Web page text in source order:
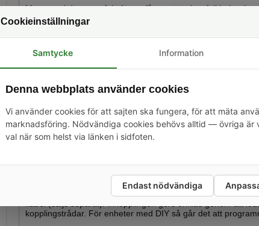
Monteras i dosa, perfekt för att få en stämningsfull
är ganska stor och inte passar i alla dosor.
Enheten kopplas upp via ditt WiFi-nätverket och behöver
eWeLink på mobilen (Android/iOS). Enheten kan styras
Det finns också schemaläggning som gör att du kan
Det finns plugin för olika kontrollers för att få in enheterna i
Den har också en en puls-funktion (inching) som efter
önskar. Kan t.ex. användas om men vill koppla in till en
eller om man automatiskt vill släcka efter en viss tid.
Kompatibla i originalutförande med Google Home, Alexa,
Enheten innehåller en mikrodator (ESP82XX) som gör att
eller byta ut mot andra färdiga program. Det finns bl.a.
MQTT, Home assistant mm. För att lägga in ny firmware
kabel (säljs separat). Inkopplingen görs enklas genom att
kopplingstrådar. För enheter med DIY så går det att
Cookieinställningar
Samtycke Information
Denna webbplats använder cookies
Vi använder cookies för att sajten ska fungera, för att mäta
marknadsföring. Nödvändiga cookies behövs alltid — övriga är
val när som helst via länken i sidfoten.
Endast nödvändiga